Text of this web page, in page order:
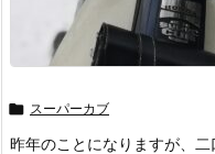
 スーパーカブ
昨年のことになりますが、二